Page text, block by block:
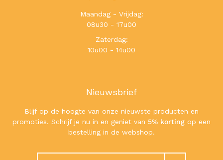
Maandag - Vrijdag:
08u30 - 17u00
Zaterdag:
10u00 - 14u00
Nieuwsbrief
Blijf op de hoogte van onze nieuwste producten en
promoties. Schrijf je nu in en geniet van 5% korting op een
bestelling in de webshop.